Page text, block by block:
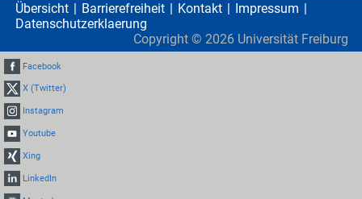
Übersicht Barrierefreiheit Kontakt
Impressum
Datenschutzerklaerung
Copyright © 2026 Universität Freiburg
Facebook
X (Twitter)
Instagram
Youtube
Xing
LinkedIn